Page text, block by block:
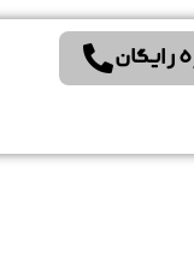
رایگان